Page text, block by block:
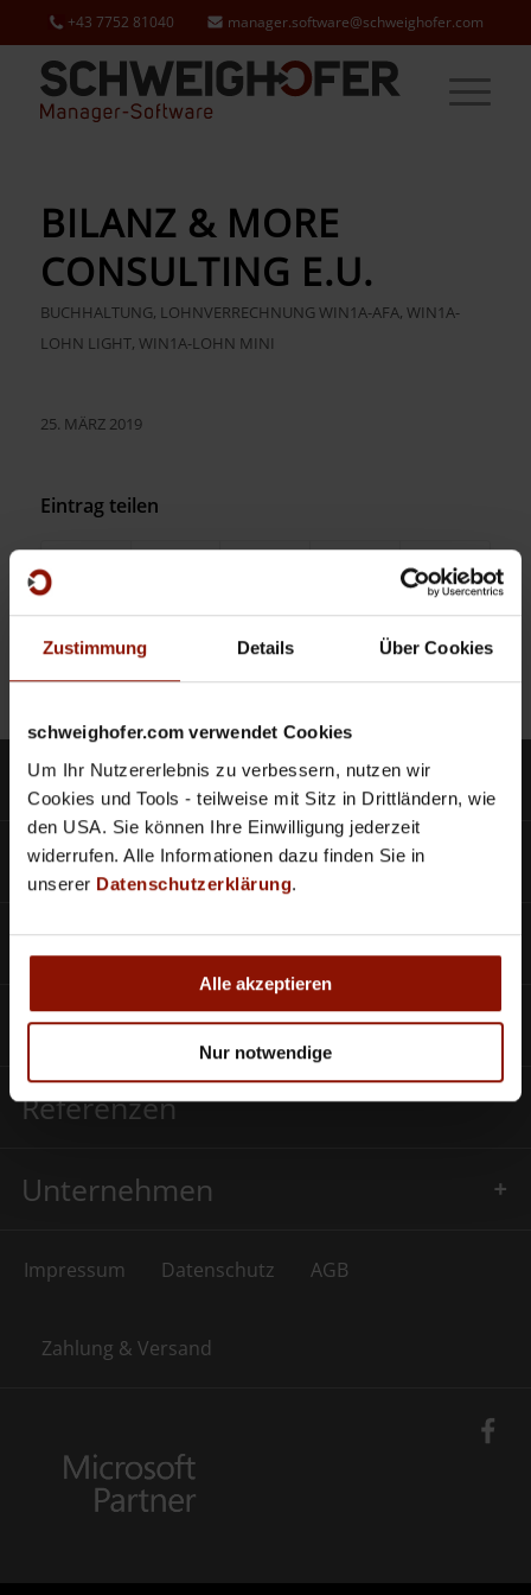
Zustimmung Details Über Cookies
schweighofer.com verwendet Cookies
Um Ihr Nutzererlebnis zu verbessern, nutzen wir
Cookies und Tools - teilweise mit Sitz in Drittländern, wie
den USA. Sie können Ihre Einwilligung jederzeit
widerrufen. Alle Informationen dazu finden Sie in
unserer Datenschutzerklärung.
Alle akzeptieren
Nur notwendige
+43 7752 81040 manager.software@schweighofer.com
BILANZ & MORE
CONSULTING E.U.
BUCHHALTUNG, LOHNVERRECHNUNG WIN1A-AFA, WIN1A-
LOHN LIGHT, WIN1A-LOHN MINI
25. MÄRZ 2019
Eintrag teilen
Produkte
SCHWEIGHOFER CLOUD
Bestellscheine
Aktuelles
Referenzen
Unternehmen
Impressum Datenschutz AGB
Zahlung & Versand